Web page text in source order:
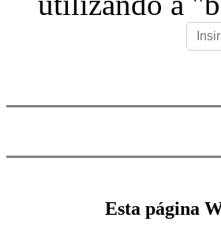
Esta página